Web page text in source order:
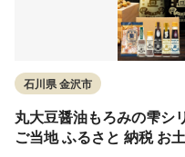
石川県 金沢市
丸大豆醤油もろみの雫シ
ご当地 ふるさと 納税 お